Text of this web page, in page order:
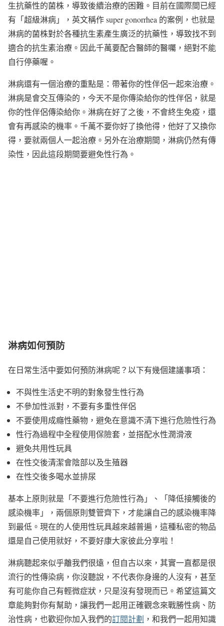
生抗藥性的菌株，導致後續治療的困難。目前在國際間已經
有「超級淋病」，英文稱作 super gonorrhea 的案例，也就是
淋病的菌株對於各種抗生素產生廣泛的抗藥性，導致找不到
適合的抗生素治療。因此千萬要配合醫師的醫囑，絕對不能
自行停藥喔。
淋病還有一個治療的重點是：帶著你的性伴侶一起來治療。
淋病是會交互傳染的，今天不是你傳染給你的性伴侶，就是
你的性伴侶傳染給你。淋病在好了之後，不會終生免疫，還
會有再感染的機率。千萬不要你好了換他得，他好了又換你
得，要就兩個人一起治療。另外在治療期間，淋病仍然有傳
染性，因此這段期間要避免性行為。
淋病如何預防
在日常生活中要如何預防淋病呢？以下有幾個建議事項：
不與性生活史不明的對象發生性行為
不參加性派對，不要有多重性伴侶
不要使用成癮性藥物，避免在意識不清下進行危險性行為
性行為過程中全程使用保險套，並搭配水性潤滑液
避免共用性玩具
在性交後清潔會陰部以及生殖器
在性交後多喝水並排尿
基本上原則就是「不要進行危險性行為」、「降低接觸後的
感染機率」，兩個原則雙管齊下，才能讓自己的感染機率降
到最低。現在的人使用性玩具越來越普遍，這種私密的物品
還是自己使用就好，不要好康大家彼此分享啦！
淋病聽起來似乎離我們很遠，但自古以來，其實一直都是很
流行的性傳染病，你沒聽說，不代表你身邊的人沒有，甚至
有可能你自己有輕微症狀，只是沒有發現而已。希望這篇文
章能夠對你有幫助，讓我們一起用正確觀念來戰勝性病、防
治性病，也歡迎你加入我們的訂閱計劃 ，和我們一起用知識